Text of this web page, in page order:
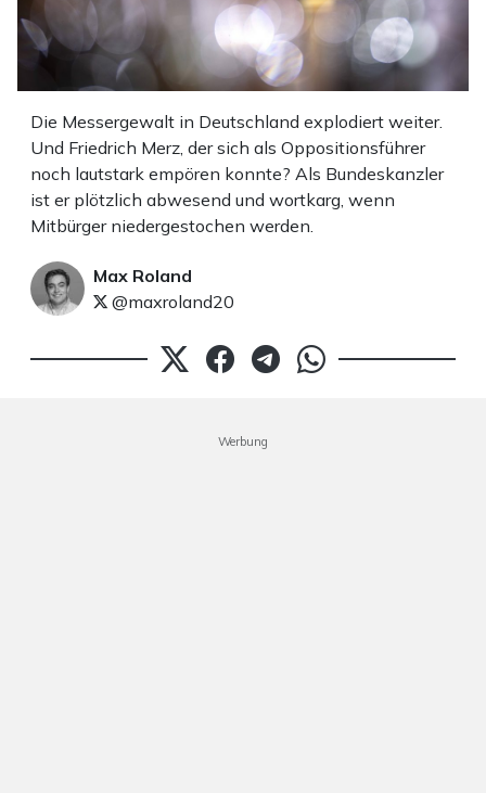
Die Messergewalt in Deutschland explodiert weiter.
Und Friedrich Merz, der sich als Oppositionsführer
noch lautstark empören konnte? Als Bundeskanzler
ist er plötzlich abwesend und wortkarg, wenn
Mitbürger niedergestochen werden.
Max Roland
@maxroland20
Werbung